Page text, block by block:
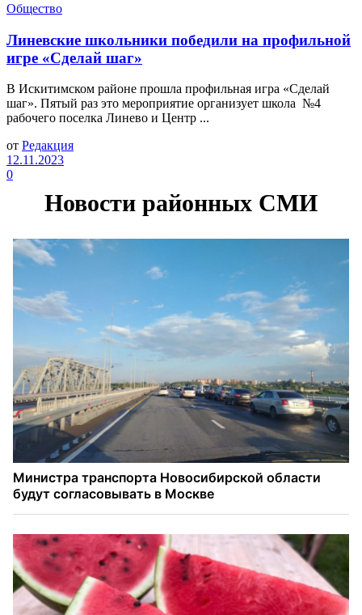
Общество
Линевские школьники победили на профильной
игре «Сделай шаг»
В Искитимском районе прошла профильная игра «Сделай
шаг». Пятый раз это мероприятие организует школа №4
рабочего поселка Линево и Центр ...
от Редакция
12.11.2023
0